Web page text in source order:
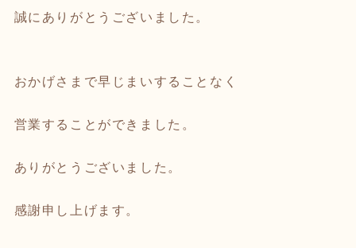
誠にありがとうございました。
おかげさまで早じまいすることなく
営業することができました。
ありがとうございました。
感謝申し上げます。